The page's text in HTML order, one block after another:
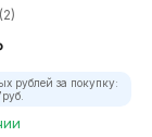
(2)
рублей за покупку:
руб.